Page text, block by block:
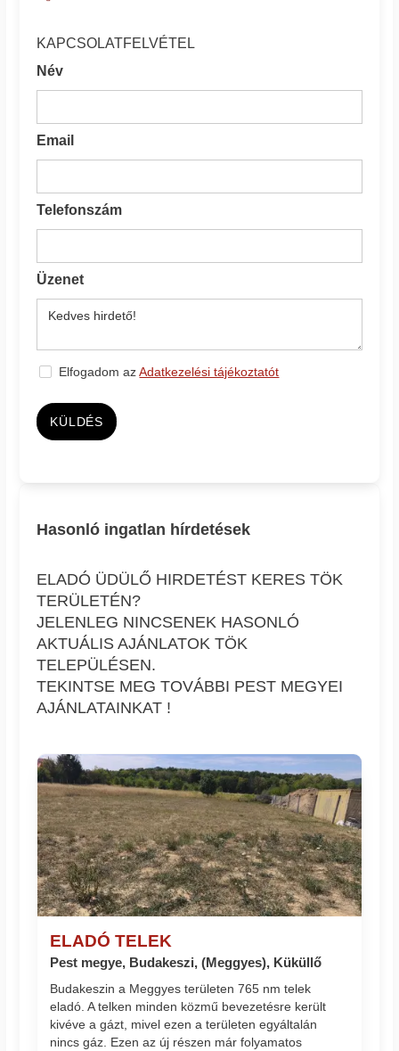
KAPCSOLATFELVÉTEL
Név
Email
Telefonszám
Üzenet
Elfogadom azAdatkezelési tájékoztatót
KÜLDÉS
Hasonló ingatlan hírdetések
ELADÓ ÜDÜLŐ HIRDETÉST KERES TÖK
TERÜLETÉN?
JELENLEG NINCSENEK HASONLÓ
AKTUÁLIS AJÁNLATOK TÖK
TELEPÜLÉSEN.
TEKINTSE MEG TOVÁBBI PEST MEGYEI
AJÁNLATAINKAT !
ELADÓ TELEK
Pest megye, Budakeszi, (Meggyes), Küküllő
Budakeszin a Meggyes területen 765 nm telek
eladó. A telken minden közmű bevezetésre került
kivéve a gázt, mivel ezen a területen egyáltalán
nincs gáz. Ezen az új részen már folyamatos